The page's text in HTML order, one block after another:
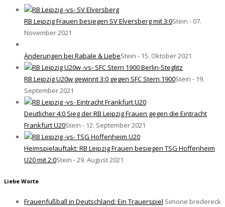
RB Leipzig Frauen besiegen SV Elversberg mit 3:0Stein - 07.
November 2021
Änderungen bei Rabale & LiebeStein - 15. Oktober 2021
RB Leipzig U20w gewinnt 3:0 gegen SFC Stern 1900Stein - 19.
September 2021
Deutlicher 4:0 Sieg der RB Leipzig Frauen gegen die Eintracht
Frankfurt U20Stein - 12. September 2021
Heimspielauftakt: RB Leipzig Frauen besiegen TSG Hoffenheim
U20 mit 2:0Stein - 29. August 2021
Liebe Worte
Frauenfußball in Deutschland: Ein Trauerspiel Simone bredereck